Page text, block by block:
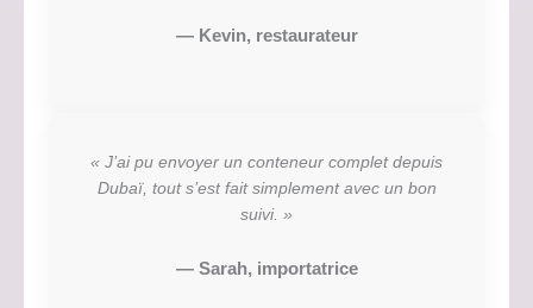
— Kevin, restaurateur
« J’ai pu envoyer un conteneur complet depuis
Dubaï, tout s’est fait simplement avec un bon
suivi. »
— Sarah, importatrice